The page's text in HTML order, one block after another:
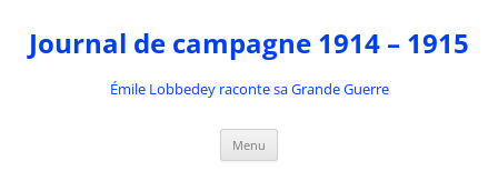
contenu
Journal de campagne 1914 – 1915
Émile Lobbedey raconte sa Grande Guerre
Menu